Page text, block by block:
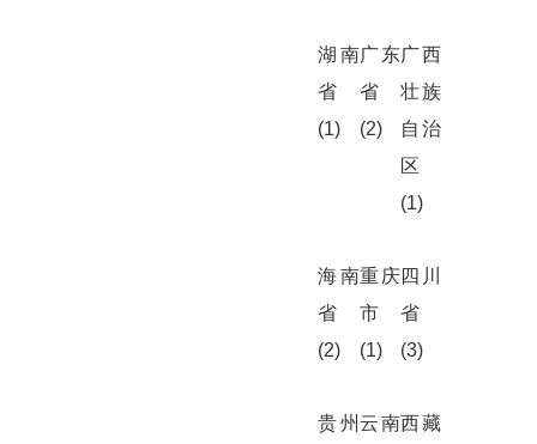
湖南
省
(1)
广东
省
(2)
广西
壮族
自治
区
(1)
海南
省
(2)
重庆
市
(1)
四川
省
(3)
贵州云南西藏